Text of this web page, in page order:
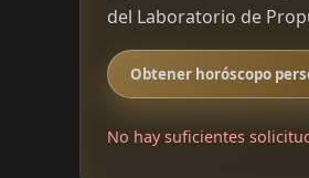
del Laboratorio de
Obtener horóscopo
No hay suficientes